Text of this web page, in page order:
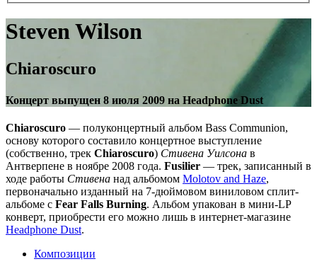
Steven Wilson
Chiaroscuro
Концерт выпущен 8 июля 2009 на Headphone Dust
Chiaroscuro — полуконцертный альбом Bass Communion,
основу которого составило концертное выступление
(собственно, трек Chiaroscuro) Стивена Уилсона в
Антверпене в ноябре 2008 года. Fusilier — трек, записанный в
ходе работы Стивена над альбомом Molotov and Haze,
первоначально изданный на 7-дюймовом виниловом сплит-
альбоме с Fear Falls Burning. Альбом упакован в мини-LP
конверт, приобрести его можно лишь в интернет-магазине
Headphone Dust.
Композиции